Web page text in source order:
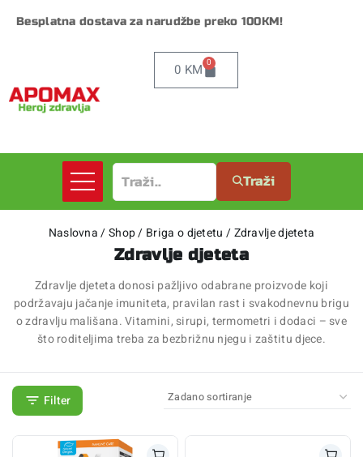
Besplatna dostava za narudžbe preko 100KM!
0 KM 0
Traži
Naslovna /Shop/ Briga o djetetu /Zdravlje djeteta
Zdravlje djeteta
Zdravlje djeteta donosi pažljivo odabrane proizvode koji
podržavaju jačanje imuniteta, pravilan rast i svakodnevnu brigu
o zdravlju mališana. Vitamini, sirupi, termometri i dodaci – sve
što roditeljima treba za bezbrižnu njegu i zaštitu djece.
Filter